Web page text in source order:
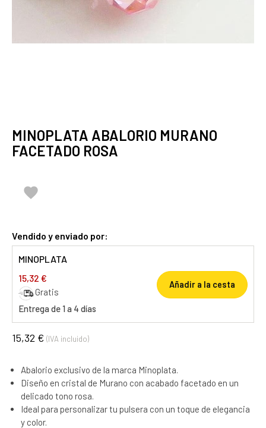
MINOPLATA ABALORIO MURANO
FACETADO ROSA

Vendido y enviado por:
MINOPLATA
15,32 €
Gratis
Entrega de 1 a 4 días
Añadir a la cesta
15,32 € (IVA incluido)
Abalorio exclusivo de la marca Minoplata.
Diseño en cristal de Murano con acabado facetado en un
delicado tono rosa.
Ideal para personalizar tu pulsera con un toque de elegancia
y color.